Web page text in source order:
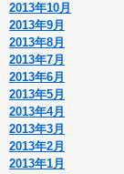
2013年10月
2013年9月
2013年8月
2013年7月
2013年6月
2013年5月
2013年4月
2013年3月
2013年2月
2013年1月